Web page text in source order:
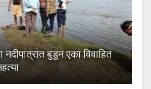
नदीपात्रात बुडून एका विवाहित